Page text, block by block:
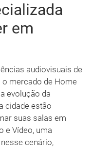
em
audiovisuais de
mercado de Home
evolução da
cidade estão
suas salas em
e Vídeo, uma
cenário,